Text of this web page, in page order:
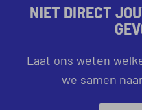
NIET DIRECT
Laat ons weten
we samen